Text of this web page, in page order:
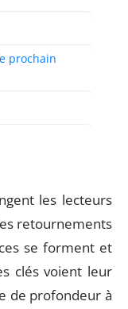
prochain
les lecteurs
retournements
se forment et
clés voient leur
de profondeur à